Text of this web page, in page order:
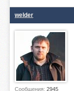
welder
Сообщения: 2945